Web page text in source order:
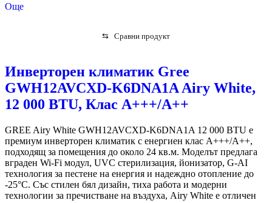
Още
⇆ Сравни продукт
Инверторен климатик Gree
GWH12AVCXD-K6DNA1A Airy White,
12 000 BTU, Клас А+++/A++
GREE Airy White GWH12AVCXD-K6DNA1A 12 000 BTU е
премиум инверторен климатик с енергиен клас A+++/A++,
подходящ за помещения до около 24 кв.м. Моделът предлага
вграден Wi-Fi модул, UVC стерилизация, йонизатор, G-AI
технология за пестене на енергия и надеждно отопление до
-25°C. Със стилен бял дизайн, тиха работа и модерни
технологии за пречистване на въздуха, Airy White е отличен